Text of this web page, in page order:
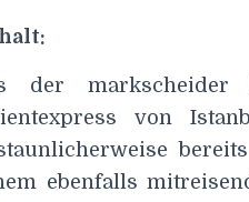
der markscheider
von
ebenfalls